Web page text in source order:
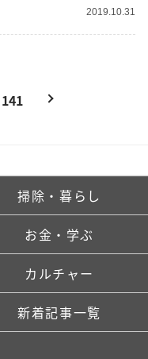
2019.10.31
141
掃除・暮らし
お金・学ぶ
カルチャー
新着記事一覧